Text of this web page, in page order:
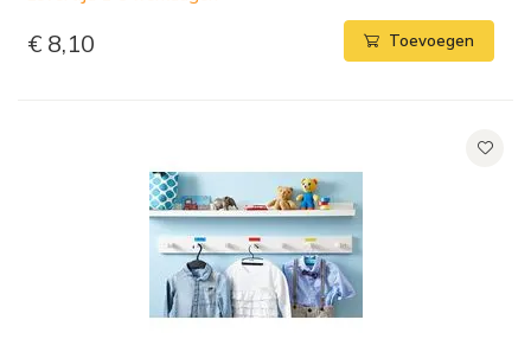
€ 8,10 Toevoegen